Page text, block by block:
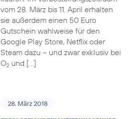
vom 28. März bis 11. April erhalten
sie außerdem einen 50 Euro
Gutschein wahlweise für den
Google Play Store, Netflix oder
Steam dazu – und zwar exklusiv bei
O2und […]
28. März 2018